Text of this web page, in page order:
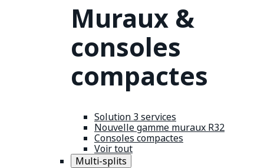
Muraux &
consoles
compactes
Solution 3 services
Nouvelle gamme muraux R32
Consoles compactes
Voir tout
Multi-splits